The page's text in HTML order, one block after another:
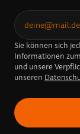
Sie können sich
Informationen
und unsere
unseren